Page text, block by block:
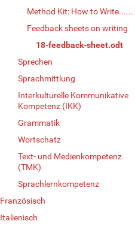
Method Kit: How to Write......
Feedback sheets on writing
18-feedback-sheet.odt
Sprechen
Sprachmittlung
Interkulturelle Kommunikative
Kompetenz (IKK)
Grammatik
Wortschatz
Text- und Medienkompetenz
(TMK)
Sprachlernkompetenz
Französisch
Italienisch